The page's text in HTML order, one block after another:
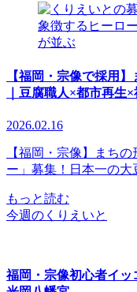
【福岡・宗像で採用
｜豆腐職人×都市再生
2026.02.16
【福岡・宗像】まち
ー」募集！日本一の
もっと読む
今週のくりえいと
福岡・宗像初心者イッ